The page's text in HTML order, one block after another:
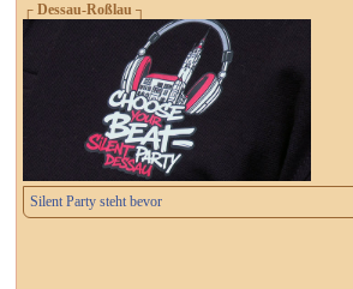
┌ Dessau-Roßlau ┐
Silent Party steht bevor